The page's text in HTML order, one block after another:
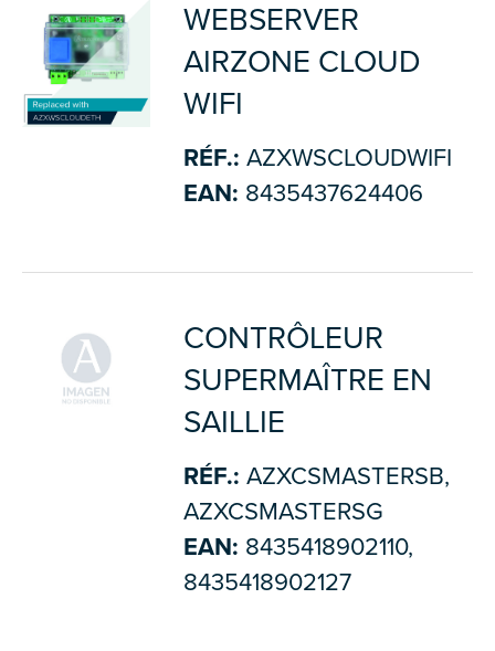
WEBSERVER
AIRZONE CLOUD
WIFI
RÉF.: AZXWSCLOUDWIFI
EAN: 8435437624406
CONTRÔLEUR
SUPERMAÎTRE EN
SAILLIE
RÉF.: AZXCSMASTERSB,
AZXCSMASTERSG
EAN: 8435418902110,
8435418902127